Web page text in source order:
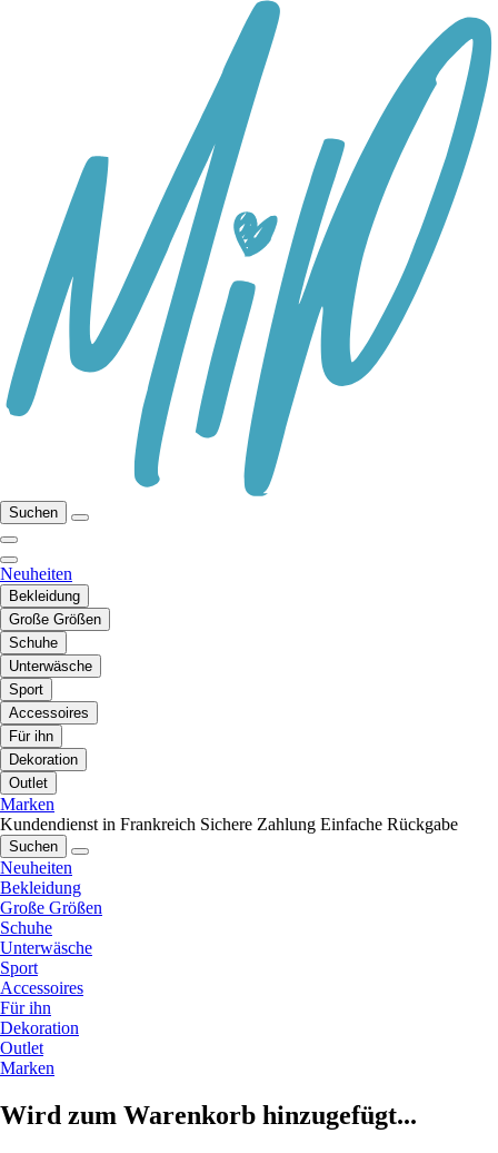
Suchen
Neuheiten
Bekleidung
Große Größen
Schuhe
Unterwäsche
Sport
Accessoires
Für ihn
Dekoration
Outlet
Marken
Kundendienst in Frankreich Sichere Zahlung Einfache Rückgabe
Suchen
Neuheiten
Bekleidung
Große Größen
Schuhe
Unterwäsche
Sport
Accessoires
Für ihn
Dekoration
Outlet
Marken
Wird zum Warenkorb hinzugefügt...